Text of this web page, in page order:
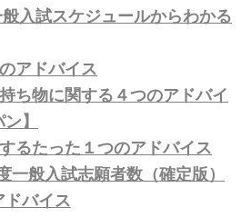
入試スケジュールからわかる
アドバイス
ち物に関する４つのアドバイ
】
るたった１つのアドバイス
一般入試志願者数（確定版）
ドバイス